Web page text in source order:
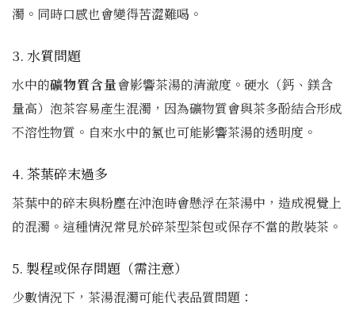
濁。同時口感也會變得苦澀難喝。
3. 水質問題
水中的礦物質含量會影響茶湯的清澈度。硬水（鈣、鎂含
量高）泡茶容易產生混濁，因為礦物質會與茶多酚結合形成
不溶性物質。自來水中的氯也可能影響茶湯的透明度。
4. 茶葉碎末過多
茶葉中的碎末與粉塵在沖泡時會懸浮在茶湯中，造成視覺上
的混濁。這種情況常見於碎茶型茶包或保存不當的散裝茶。
5. 製程或保存問題（需注意）
少數情況下，茶湯混濁可能代表品質問題：